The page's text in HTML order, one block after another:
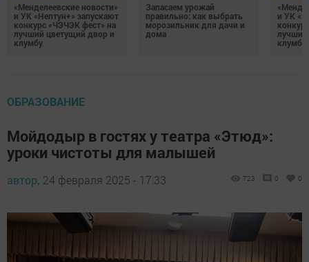
«Менделеевские новости»
и УК «Нептун+» запускают
конкурс «ЧЭЧЭК фест» на
лучший цветущий двор и
клумбу
Запасаем урожай
правильно: как выбрать
морозильник для дачи и
дома
и УК
клумбу
ОБРАЗОВАНИЕ
Мойдодыр в гостях у театра «Этюд»:
уроки чистоты для малышей
автор, 24 февраля 2025 - 17:33 723 0 0